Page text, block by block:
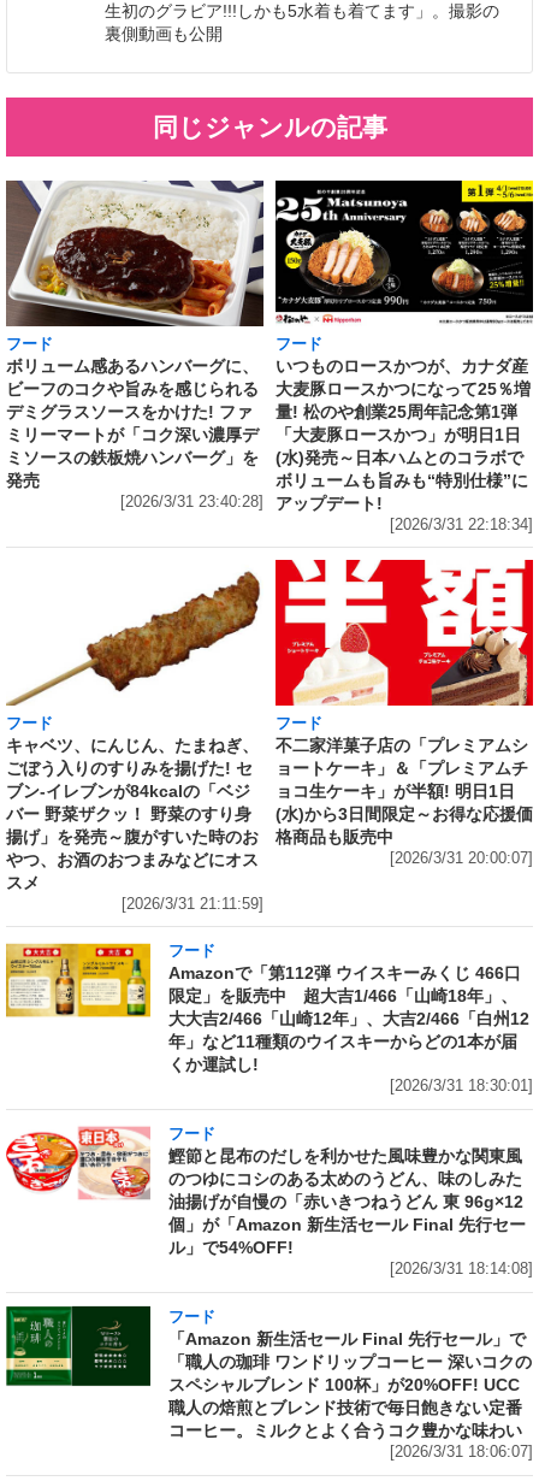
生初のグラビア!!!しかも5水着も着てます」。撮影の
裏側動画も公開
同じジャンルの記事
フード
ボリューム感あるハンバーグに、
ビーフのコクや旨みを感じられる
デミグラスソースをかけた! ファ
ミリーマートが「コク深い濃厚デ
ミソースの鉄板焼ハンバーグ」を
発売
[2026/3/31 23:40:28]
フード
いつものロースかつが、カナダ産
大麦豚ロースかつになって25％増
量! 松のや創業25周年記念第1弾
「大麦豚ロースかつ」が明日1日
(水)発売～日本ハムとのコラボで
ボリュームも旨みも“特別仕様”に
アップデート!
[2026/3/31 22:18:34]
フード
キャベツ、にんじん、たまねぎ、
ごぼう入りのすりみを揚げた! セ
ブン‐イレブンが84kcalの「ベジ
バー 野菜ザクッ！ 野菜のすり身
揚げ」を発売～腹がすいた時のお
やつ、お酒のおつまみなどにオス
スメ
[2026/3/31 21:11:59]
フード
不二家洋菓子店の「プレミアムシ
ョートケーキ」＆「プレミアムチ
ョコ生ケーキ」が半額! 明日1日
(水)から3日間限定～お得な応援価
格商品も販売中
[2026/3/31 20:00:07]
フード
Amazonで「第112弾 ウイスキーみくじ 466口
限定」を販売中 超大吉1/466「山崎18年」、
大大吉2/466「山崎12年」、大吉2/466「白州12
年」など11種類のウイスキーからどの1本が届
くか運試し!
[2026/3/31 18:30:01]
フード
鰹節と昆布のだしを利かせた風味豊かな関東風
のつゆにコシのある太めのうどん、味のしみた
油揚げが自慢の「赤いきつねうどん 東 96g×12
個」が「Amazon 新生活セール Final 先行セー
ル」で54%OFF!
[2026/3/31 18:14:08]
フード
「Amazon 新生活セール Final 先行セール」で
「職人の珈琲 ワンドリップコーヒー 深いコクの
スペシャルブレンド 100杯」が20%OFF! UCC
職人の焙煎とブレンド技術で毎日飽きない定番
コーヒー。ミルクとよく合うコク豊かな味わい
[2026/3/31 18:06:07]